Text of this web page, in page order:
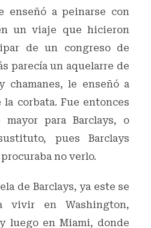
enseñó a peinarse con
un viaje que hicieron
de un congreso de
parecía un aquelarre de
chamanes, le enseñó a
corbata. Fue entonces
mayor para Barclays, o
pues Barclays
no verlo.
de Barclays, ya este se
vivir en Washington,
luego en Miami, donde